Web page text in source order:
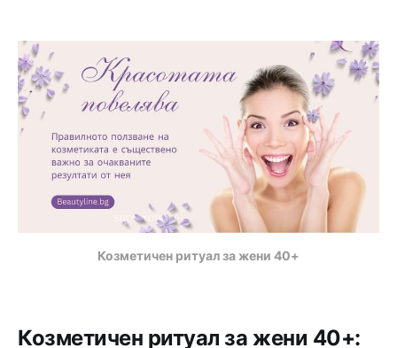
Козметичен ритуал за жени 40+
Козметичен ритуал за жени 40+: